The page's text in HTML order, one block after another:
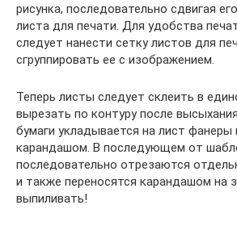
рисунка, последовательно сдвигая
листа для печати. Для удобства
следует нанести сетку листов для
сгруппировать ее с изображением.
Теперь листы следует склеить в
вырезать по контуру после
бумаги укладывается на лист фанеры
карандашом. В последующем от
последовательно отрезаются
и также переносятся карандашом на
выпиливать!